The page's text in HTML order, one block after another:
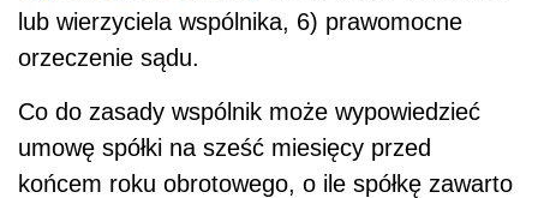
lub wierzyciela wspólnika, 6) prawomocne
orzeczenie sądu.
Co do zasady wspólnik może wypowiedzieć
umowę spółki na sześć miesięcy przed
końcem roku obrotowego, o ile spółkę zawarto